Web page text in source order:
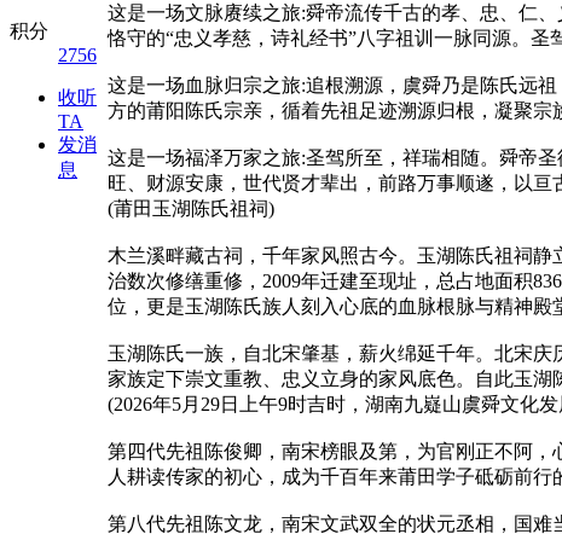
积分
2756
收听
TA
发消
息
这是一场文脉赓续之旅:舜帝流传千古的孝、忠、仁
恪守的“忠义孝慈，诗礼经书”八字祖训一脉同源。
这是一场血脉归宗之旅:追根溯源，虞舜乃是陈氏远
方的莆阳陈氏宗亲，循着先祖足迹溯源归根，凝聚宗
这是一场福泽万家之旅:圣驾所至，祥瑞相随。舜帝
旺、财源安康，世代贤才辈出，前路万事顺遂，以亘
(莆田玉湖陈氏祖祠)
木兰溪畔藏古祠，千年家风照古今。玉湖陈氏祖祠
治数次修缮重修，2009年迁建至现址，总占地面积
位，更是玉湖陈氏族人刻入心底的血脉根脉与精神殿
玉湖陈氏一族，自北宋肇基，薪火绵延千年。北宋
家族定下崇文重教、忠义立身的家风底色。自此玉
(2026年5月29日上午9时吉时，湖南九嶷山虞舜文化
第四代先祖陈俊卿，南宋榜眼及第，为官刚正不阿
人耕读传家的初心，成为千百年来莆田学子砥砺前行
第八代先祖陈文龙，南宋文武双全的状元丞相，国